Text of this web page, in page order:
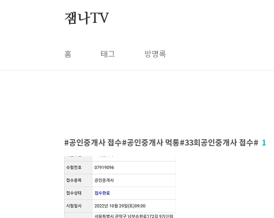
잼나TV
홈 태그 방명록
공인중개사 접수#공인중개사 먹통#33회공인중개사 접수# 1